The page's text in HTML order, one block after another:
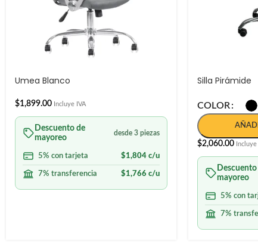
Umea Blanco
$1,899.00 Incluye IVA
Descuento de
mayoreo
desde 3 piezas
5% con tarjeta $1,804c/u
7% transferencia $1,766 c/u
Silla Pirámide
COLOR
$2,060.00 Incluye
Descuento
mayoreo
5% con
7%